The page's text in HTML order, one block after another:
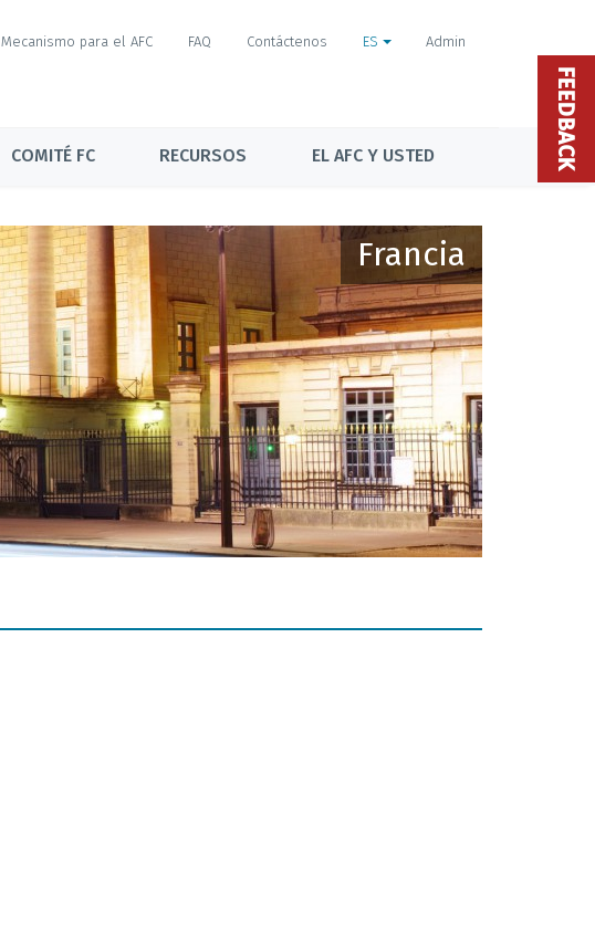
Mecanismo para el AFC FAQ Contáctenos ES Admin
COMITÉ FC RECURSOS EL AFC Y USTED
Francia
FEEDBACK